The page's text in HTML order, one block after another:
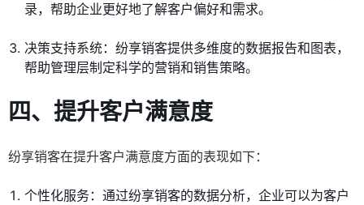
录，帮助企业更好地了解客户偏好和需求。
决策支持系统：纷享销客提供多维度的数据报告和图表，
帮助管理层制定科学的营销和销售策略。
四、提升客户满意度
纷享销客在提升客户满意度方面的表现如下：
个性化服务：通过纷享销客的数据分析，企业可以为客户